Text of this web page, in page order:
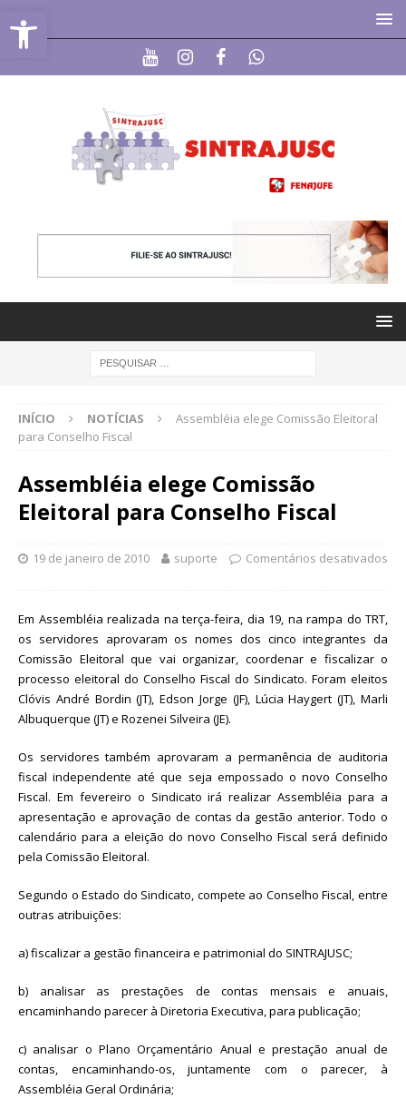
Abrir a barra de ferramentas
INÍCIO NOTÍCIAS
Assembléia elege Comissão Eleitoral
para Conselho Fiscal
Assembléia elege Comissão
Eleitoral para Conselho Fiscal
19 de janeiro de 2010 suporte Comentários desativados
Em Assembléia realizada na terça-feira, dia 19, na rampa do TRT,
os servidores aprovaram os nomes dos cinco integrantes da
Comissão Eleitoral que vai organizar, coordenar e fiscalizar o
processo eleitoral do Conselho Fiscal do Sindicato. Foram eleitos
Clóvis André Bordin (JT), Edson Jorge (JF), Lúcia Haygert (JT), Marli
Albuquerque (JT) e Rozenei Silveira (JE).
Os servidores também aprovaram a permanência de auditoria
fiscal independente até que seja empossado o novo Conselho
Fiscal. Em fevereiro o Sindicato irá realizar Assembléia para a
apresentação e aprovação de contas da gestão anterior. Todo o
calendário para a eleição do novo Conselho Fiscal será definido
pela Comissão Eleitoral.
Segundo o Estado do Sindicato, compete ao Conselho Fiscal, entre
outras atribuições:
a) fiscalizar a gestão financeira e patrimonial do SINTRAJUSC;
b) analisar as prestações de contas mensais e anuais,
encaminhando parecer à Diretoria Executiva, para publicação;
c) analisar o Plano Orçamentário Anual e prestação anual de
contas, encaminhando-os, juntamente com o parecer, à
Assembléia Geral Ordinária;